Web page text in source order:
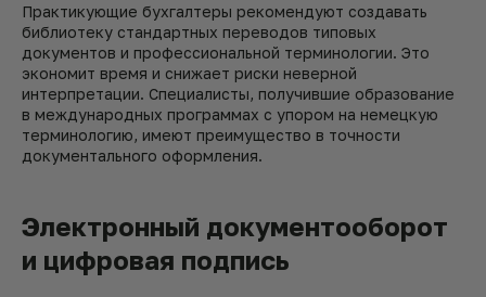
Практикующие бухгалтеры рекомендуют создавать
библиотеку стандартных переводов типовых
документов и профессиональной терминологии. Это
экономит время и снижает риски неверной
интерпретации. Специалисты, получившие образование
в международных программах с упором на немецкую
терминологию, имеют преимущество в точности
документального оформления.
Электронный документооборот
и цифровая подпись